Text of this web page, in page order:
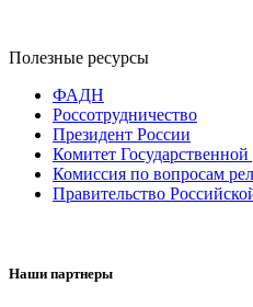
Полезные ресурсы
ФАДН
Россотрудничество
Президент России
Комитет
Комиссия по вопросам
Правительство
Наши партнеры